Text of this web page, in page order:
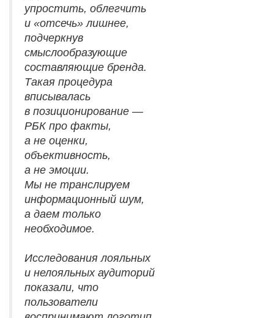
упростить, облегчить
и «отсечь» лишнее,
подчеркнув
смыслообразующие
составляющие бренда.
Такая процедура
вписывалась
в позиционирование —
РБК про факты,
а не оценки,
объективность,
а не эмоции.
Мы не транслируем
информационный шум,
а даем только
необходимое.
Исследования лояльных
и нелояльных аудиторий
показали, что
пользователи